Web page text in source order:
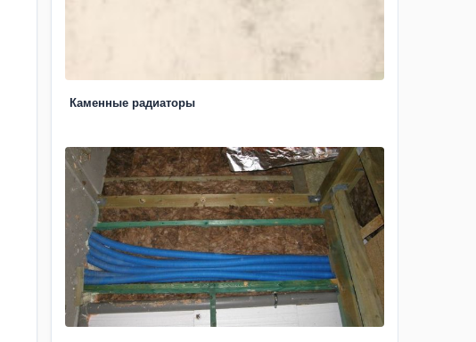
Каменные радиаторы